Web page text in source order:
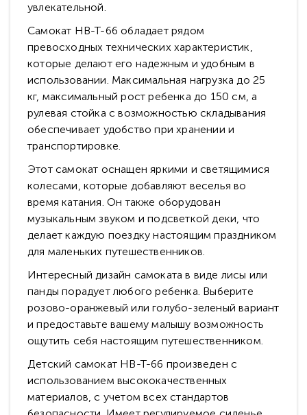
увлекательной.
Самокат HB-T-66 обладает рядом
превосходных технических характеристик,
которые делают его надежным и удобным в
использовании. Максимальная нагрузка до 25
кг, максимальный рост ребенка до 150 см, а
рулевая стойка с возможностью складывания
обеспечивает удобство при хранении и
транспортировке.
Этот самокат оснащен яркими и светящимися
колесами, которые добавляют веселья во
время катания. Он также оборудован
музыкальным звуком и подсветкой деки, что
делает каждую поездку настоящим праздником
для маленьких путешественников.
Интересный дизайн самоката в виде лисы или
панды порадует любого ребенка. Выберите
розово-оранжевый или голубо-зеленый вариант
и предоставьте вашему малышу возможность
ощутить себя настоящим путешественником.
Детский самокат HB-T-66 произведен с
использованием высококачественных
материалов, с учетом всех стандартов